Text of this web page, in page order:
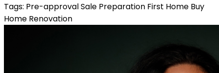
Tags: Pre-approvalSale Preparation First Home Buy
Home Renovation